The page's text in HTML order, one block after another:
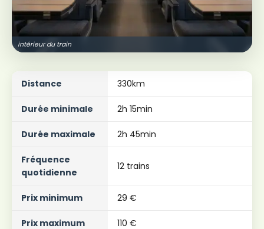
intérieur du train
Distance 330km
Durée minimale 2h 15min
Durée maximale 2h 45min
Fréquence
quotidienne
12 trains
Prix ​​minimum 29 €
Prix ​​maximum 110 €